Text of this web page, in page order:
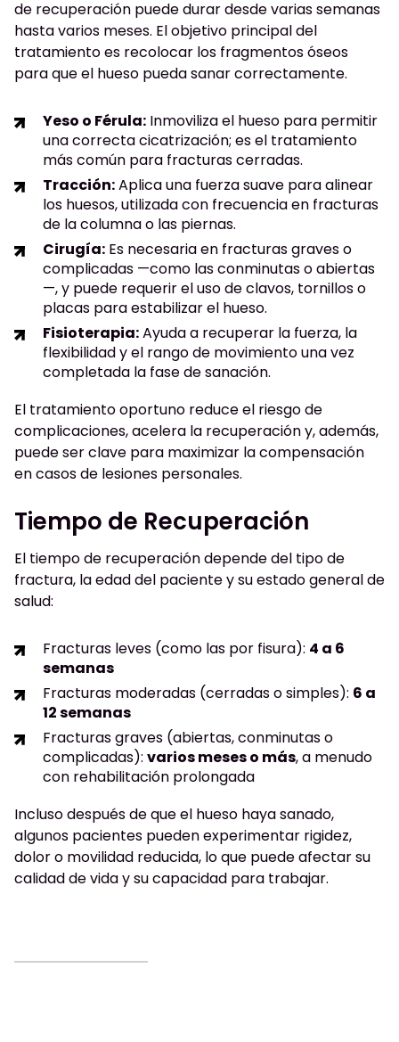
de recuperación puede durar desde varias semanas
hasta varios meses. El objetivo principal del
tratamiento es recolocar los fragmentos óseos
para que el hueso pueda sanar correctamente.
Yeso o Férula: Inmoviliza el hueso para permitir
una correcta cicatrización; es el tratamiento
más común para fracturas cerradas.
Tracción:Aplica una fuerza suave para alinear
los huesos, utilizada con frecuencia en fracturas
de la columna o las piernas.
Cirugía: Es necesaria en fracturas graves o
complicadas —como las conminutas o abiertas
—, y puede requerir el uso de clavos, tornillos o
placas para estabilizar el hueso.
Fisioterapia:Ayuda a recuperar la fuerza, la
flexibilidad y el rango de movimiento una vez
completada la fase de sanación.
El tratamiento oportuno reduce el riesgo de
complicaciones, acelera la recuperación y, además,
puede ser clave para maximizar la compensación
en casos de lesiones personales.
Tiempo de Recuperación
El tiempo de recuperación depende del tipo de
fractura, la edad del paciente y su estado general de
salud:
Fracturas leves (como las por fisura): 4 a 6
semanas
Fracturas moderadas (cerradas o simples): 6 a
12 semanas
Fracturas graves (abiertas, conminutas o
complicadas): varios meses o más, a menudo
con rehabilitación prolongada
Incluso después de que el hueso haya sanado,
algunos pacientes pueden experimentar rigidez,
dolor o movilidad reducida, lo que puede afectar su
calidad de vida y su capacidad para trabajar.